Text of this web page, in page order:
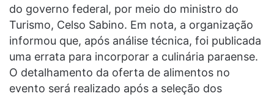
do governo federal, por meio do ministro do
Turismo, Celso Sabino. Em nota, a organização
informou que, após análise técnica, foi publicada
uma errata para incorporar a culinária paraense.
O detalhamento da oferta de alimentos no
evento será realizado após a seleção dos